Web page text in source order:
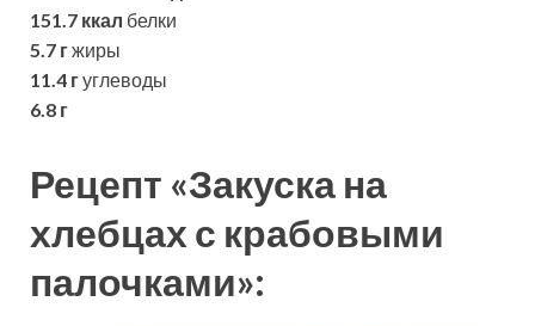
151.7 ккал белки
5.7 гжиры
11.4 гуглеводы
6.8 г
Рецепт «Закуска на
хлебцах с крабовыми
палочками»: